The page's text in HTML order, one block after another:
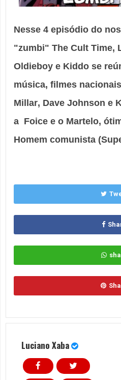
Nesse 4 episódio do
"zumbi" The Cult Time,
Oldieboy e Kiddo se
música, filmes
Millar, Dave Johnson e
a Foice e o Martelo,
Homem comunista
Luciano Xaba